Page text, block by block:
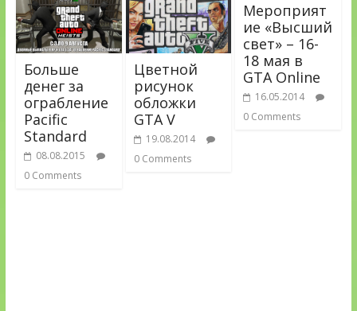
Больше
денег за
ограбление
Pacific
Standard
08.08.2015
0 Comments
Цветной
рисунок
обложки
GTA V
19.08.2014
0 Comments
Мероприят
ие «Высший
свет» – 16-
18 мая в
GTA Online
16.05.2014
0 Comments